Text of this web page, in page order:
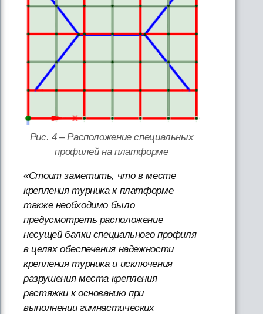
Рис. 4 – Расположение специальных
профилей на платформе
«Стоит заметить, что в месте
крепления турника к платформе
также необходимо было
предусмотреть расположение
несущей балки специального профиля
в целях обеспечения надежности
крепления турника и исключения
разрушения места крепления
растяжки к основанию при
выполнении гимнастических